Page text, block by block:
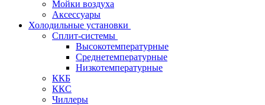
Мойки воздуха
Аксессуары
Холодильные установки
Сплит-системы
Высокотемпературные
Среднетемпературные
Низкотемпературные
ККБ
ККС
Чиллеры